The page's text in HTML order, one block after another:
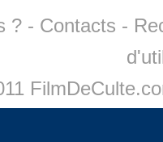
? - Contacts -